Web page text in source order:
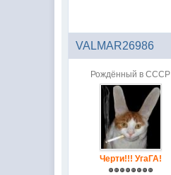
VALMAR26986
Рождённый в СССР
Черти!!! УгаГА!